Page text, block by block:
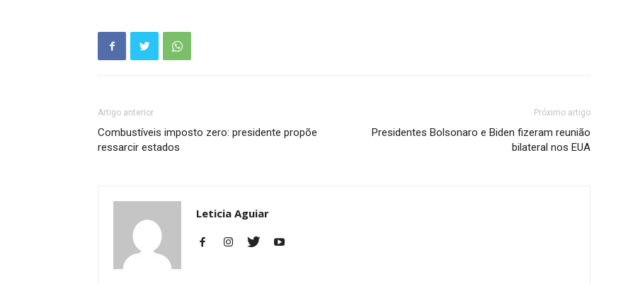
Artigo anterior
Combustíveis imposto zero: presidente propõe
ressarcir estados
Próximo artigo
Presidentes Bolsonaro e Biden fizeram reunião
bilateral nos EUA
Leticia Aguiar